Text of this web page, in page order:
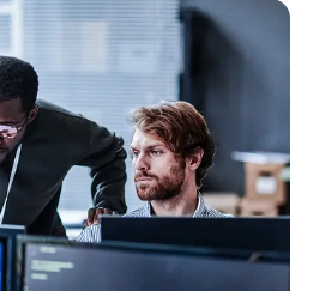
uppkopplade produkter ger värdefulla
möjliggör innovativa tjänster och
Detta gör det möjligt att inte bara
utan även att anpassa
efter kundernas